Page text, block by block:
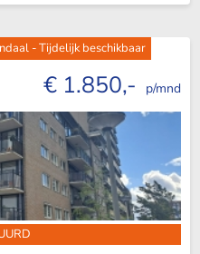
- Tijdelijk beschikbaar
€ 1.850,- p/mnd